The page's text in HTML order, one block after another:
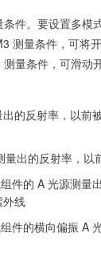
件。要设置多模
测量条件，可将
量条件，可滑动
的反射率，以前
量出的反射率，以
件的 A 光源测量
外线
件的横向偏振 A